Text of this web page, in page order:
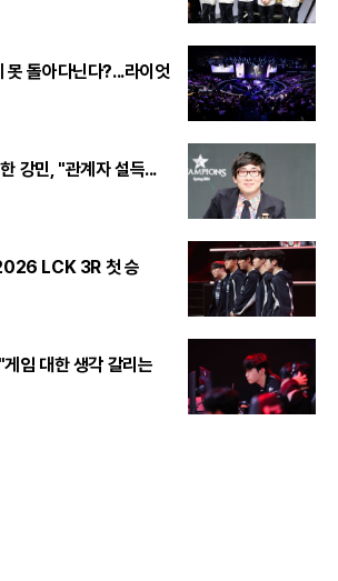
못 돌아다닌다?...라이엇
강민, "관계자 설득...
LCK 3R 첫 승
임 대한 생각 갈리는